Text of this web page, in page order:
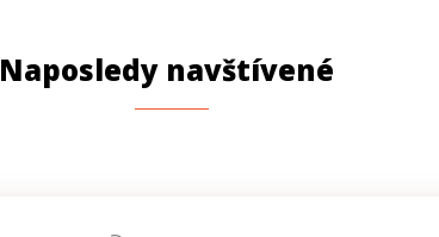
Naposledy navštívené